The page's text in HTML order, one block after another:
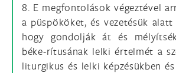
8. E megfontolások végeztével
a püspököket, és vezetésük
hogy gondolják át és
béke-rítusának lelki értelmét a
liturgikus és lelki képzésükben